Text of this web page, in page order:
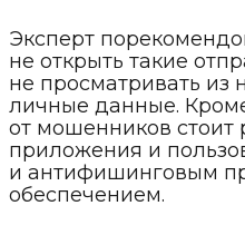
Эксперт
не открыть такие
не просматривать из
личные данные.
от мошенников стоит
приложения и
и антифишинговым
обеспечением.